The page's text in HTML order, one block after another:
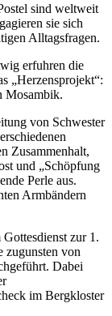
sind weltweit
sie sich
Alltagsfragen.
erfuhren die
„Herzensprojekt“:
Mosambik.
von Schwester
Zusammenhalt,
und „Schöpfung
Perle aus.
Armbändern
zur 1.
von
Dabei
im Bergkloster